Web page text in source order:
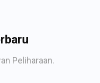
Peliharaan.